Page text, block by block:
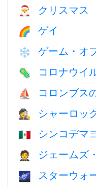
🎅 クリスマス
🌈 ゲイ
❄️ ゲーム・オ
🦠 コロナウイ
⛵️ コロンブス
🕵️ シャーロッ
🇲🇽 シンコデマ
🤵 ジェームズ
🌌 スターウォ